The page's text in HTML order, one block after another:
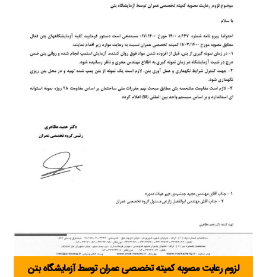
لزوم رعایت مصوبه کمیته تخصصی عمران توسط آزمایشگاه بتن